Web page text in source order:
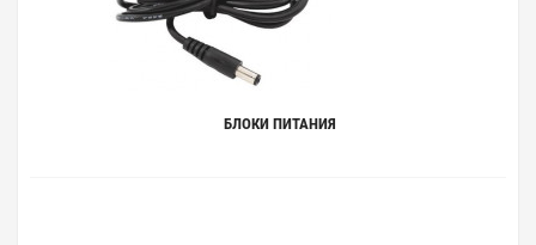
БЛОКИ ПИТАНИЯ